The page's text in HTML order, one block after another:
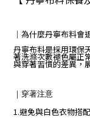
｜ 為什麼丹寧布料會
丹寧布料是採用環保
著洗滌次數褪色屬正
與穿著習慣的差異，
｜ 穿著注意
1.避免與白色衣物搭